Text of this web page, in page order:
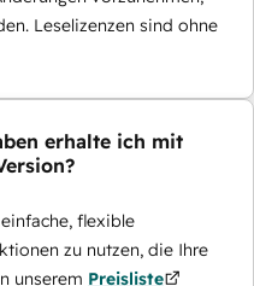
Leselizenzen sind ohne
erhalte ich mit
flexible
zu nutzen, die Ihre
unserem Preisliste